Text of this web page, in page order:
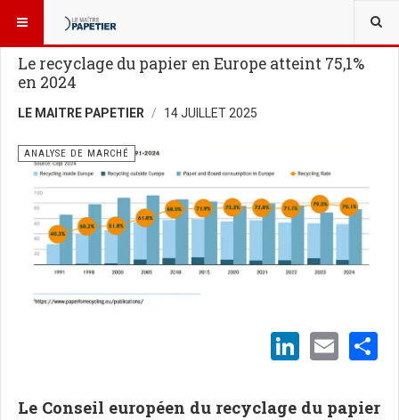
VOUS ÊTES ICI :
Le recyclage du papier en Europe atteint 75,1%
en 2024
LE MAITRE PAPETIER 14 JUILLET 2025
ANALYSE DE MARCHÉ
Le Conseil européen du recyclage du papier